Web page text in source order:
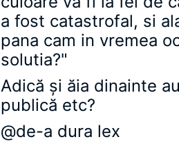
a fost catastrofal, si
pana cam in vremea
solutia?"
Adică şi ăia dinainte
publică etc?
@de-a dura lex